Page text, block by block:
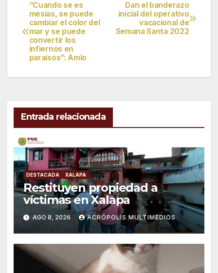
Navegación
de
entradas
Dan el banderazo
inicial del operativo
vacacional de
Semana Santa 2022
“Cuando se es
mesías, se puede
cambiar el color del
mar y se puede
convertir los
infiernos en
paraísos”: Amlo
Entrada relacionada
DESTACADA XALAPA
Restituyen propiedad a
víctimas en Xalapa
AGO 8, 2026 ACRÓPOLIS MULTIMEDIOS